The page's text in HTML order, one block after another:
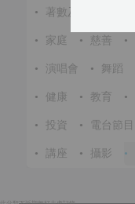
• 著數及優惠
• 家庭 • 慈善 •
• 演唱會 • 舞蹈
• 健康 • 教育 •
• 投資 • 電台節目
• 講座 • 攝影 •